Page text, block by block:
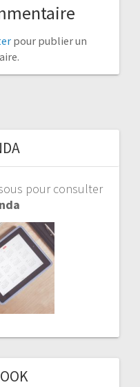
pour publier un
pour consulter